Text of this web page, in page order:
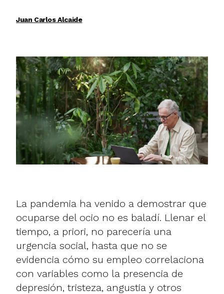
Juan Carlos Alcaide
La pandemia ha venido a demostrar que
ocuparse del ocio no es baladí. Llenar el
tiempo, a priori, no parecería una
urgencia social, hasta que no se
evidencia cómo su empleo correlaciona
con variables como la presencia de
depresión, tristeza, angustia y otros